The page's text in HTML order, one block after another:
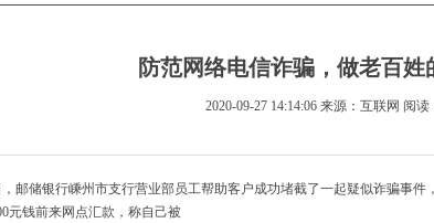
防范网络电信诈骗，做老百姓
2020-09-27 14:14:06 来源：互联网 阅读
，邮储银行嵊州市支行营业部员工帮助客户成功堵截了一起疑似诈骗事
元钱前来网点汇款，称自己被